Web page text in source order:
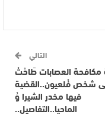
التالي
مكافحة العصابات طَاحْتْ
شخص فْلعيون..القضية
فيها مخدر الشيرا وُ
الماحيا..التفاصيل..